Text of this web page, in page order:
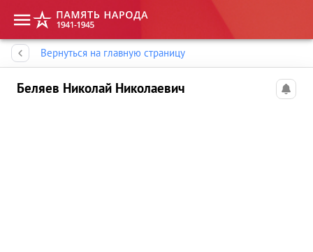
Вернуться на главную страницу
Беляев Николай Николаевич
Память народа